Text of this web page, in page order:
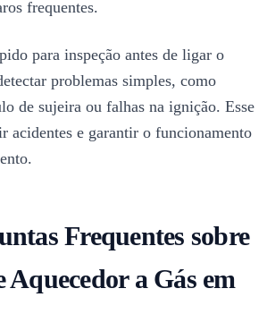
frequentes.
para inspeção antes de ligar o
problemas simples, como
de sujeira ou falhas na ignição. Esse
acidentes e garantir o funcionamento
Frequentes sobre
Aquecedor a Gás em